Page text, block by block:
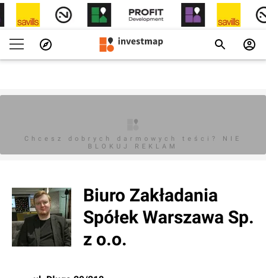
Chcesz dobrych darmowych teści? NIE
BLOKUJ REKLAM
Biuro Zakładania
Spółek Warszawa Sp.
z o.o.